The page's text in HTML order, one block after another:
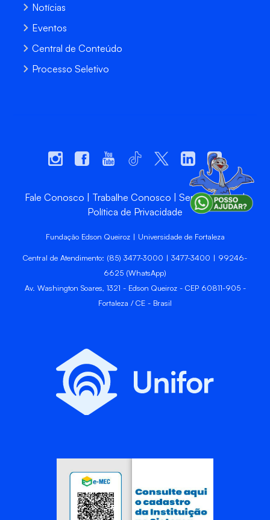
Notícias
Eventos
Central de Conteúdo
Processo Seletivo
Fale Conosco Trabalhe Conosco
Sempre Unifor
Política de Privacidade
Fundação Edson Queiroz | Universidade de Fortaleza
Central de Atendimento: (85) 3477-3000 | 3477-3400 | 99246-
6625 (WhatsApp)
Av. Washington Soares, 1321 - Edson Queiroz - CEP 60811-905 -
Fortaleza / CE - Brasil